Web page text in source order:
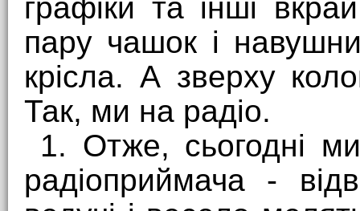
графіки та інші
пару чашок і
крісла. А зверху
Так, ми на радіо.
1. Отже, сьогодні
радіоприймача -